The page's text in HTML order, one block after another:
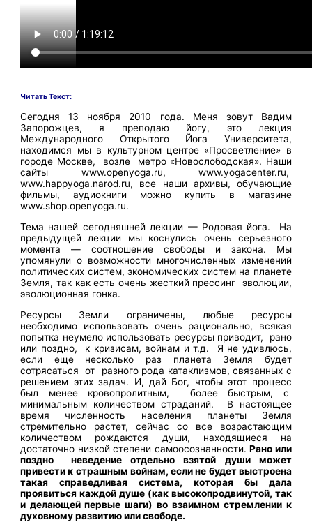
Читать Текст:
Сегодня 13 ноября 2010 года. Меня зовут Вадим
Запорожцев, я преподаю йогу, это лекция
Международного Открытого Йога Университета,
находимся мы в культурном центре «Просветление» в
городе Москве, возле метро «Новослободская». Наши
сайты www.openyoga.ru, www.yogacenter.ru,
www.happyoga.narod.ru, все наши архивы, обучающие
фильмы, аудиокниги можно купить в магазине
www.shop.openyoga.ru.
Тема нашей сегодняшней лекции — Родовая йога. На
предыдущей лекции мы коснулись очень серьезного
момента — соотношение свободы и закона. Мы
упомянули о возможности многочисленных изменений
политических систем, экономических систем на планете
Земля, так как есть очень жесткий прессинг эволюции,
эволюционная гонка.
Ресурсы Земли ограничены, любые ресурсы
необходимо использовать очень рационально, всякая
попытка неумело использовать ресурсы приводит, рано
или поздно, к кризисам, войнам и т.д. Я не удивлюсь,
если еще несколько раз планета Земля будет
сотрясаться от разного рода катаклизмов, связанных с
решением этих задач. И, дай Бог, чтобы этот процесс
был менее кровопролитным, более быстрым, с
минимальным количеством страданий. В настоящее
время численность населения планеты Земля
стремительно растет, сейчас со все возрастающим
количеством рождаются души, находящиеся на
достаточно низкой степени самоосознанности.Рано или
поздно неведение отдельно взятой души может
привести к страшным войнам, если не будет выстроена
такая справедливая система, которая бы дала
проявиться каждой душе (как высокопродвинутой, так
и делающей первые шаги) во взаимном стремлении к
духовному развитию или свободе.